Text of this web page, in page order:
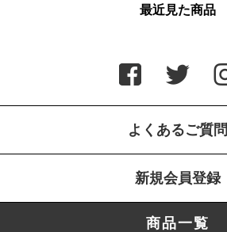
最近見た商品
よくあるご質問
新規会員登録
商品一覧